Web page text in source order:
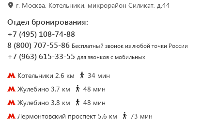
г. Москва, Котельники, микрорайон Силикат, д.44
Отдел бронирования:
+7 (495) 108-74-88
8 (800) 707-55-86 Бесплатный звонок из любой точки России
+7 (963) 615-33-55 для звонков с мобильных
Котельники 2.6 км
34 мин
Жулебино 3.7 км
48 мин
Жулебино 3.8 км
48 мин
Лермонтовский проспект 5.6 км
73 мин